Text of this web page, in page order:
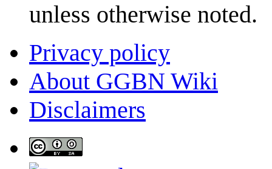
unless otherwise noted.
Privacy policy
About GGBN Wiki
Disclaimers